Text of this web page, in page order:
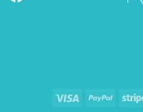
Visa PayPal